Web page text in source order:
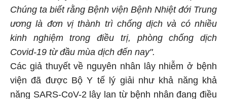
Chúng ta biết rằng Bệnh viện Bệnh Nhiệt đới Trung
ương là đơn vị thành trì chống dịch và có nhiều
kinh nghiệm trong điều trị, phòng chống dịch
Covid-19 từ đầu mùa dịch đến nay".
Các giả thuyết về nguyên nhân lây nhiễm ở bệnh
viện đã được Bộ Y tế lý giải như khả năng khả
năng SARS-CoV-2 lây lan từ bệnh nhân đang điều